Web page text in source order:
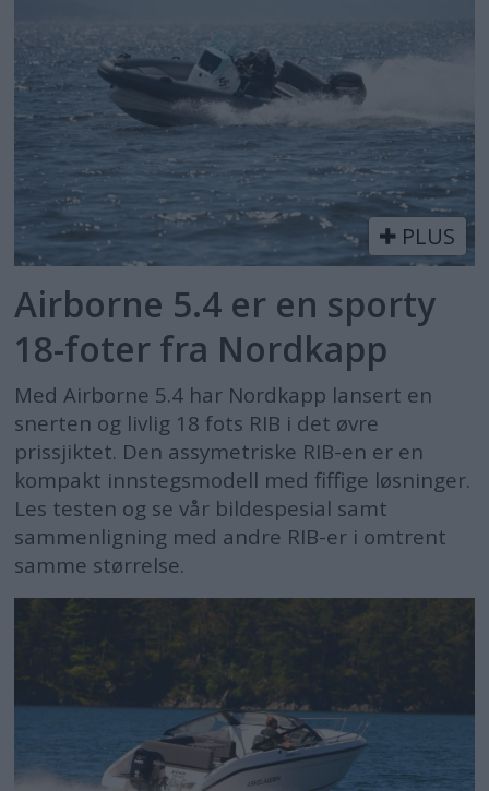
PLUS
Airborne 5.4 er en sporty
18-foter fra Nordkapp
Med Airborne 5.4 har Nordkapp lansert en
snerten og livlig 18 fots RIB i det øvre
prissjiktet. Den assymetriske RIB-en er en
kompakt innstegsmodell med fiffige løsninger.
Les testen og se vår bildespesial samt
sammenligning med andre RIB-er i omtrent
samme størrelse.